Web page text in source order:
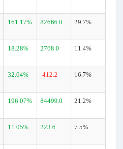
161.17% 82666.0 29.7%
18.28% 2768.0 11.4%
32.04% -412.2 16.7%
196.07% 84499.0 21.2%
11.05% 223.6 7.5%